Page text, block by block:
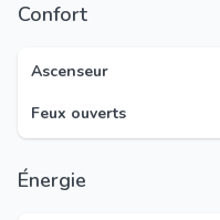
Confort
Ascenseur
Feux ouverts
Énergie